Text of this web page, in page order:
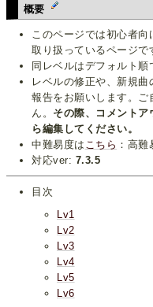
概要
このページでは初心者向
取り扱っているページで
同レベルはデフォルト順
レベルの修正や、新規
報告をお願いします。
ん。 その際、コメント
ら編集してください。
中難易度は こちら ：高難
対応ver: 7.3.5
目次
Lv1
Lv2
Lv3
Lv4
Lv5
Lv6